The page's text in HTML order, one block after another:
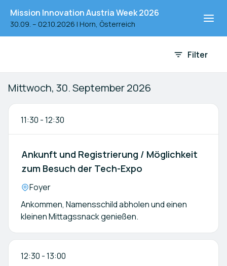
Mission Innovation Austria Week 2026
30.09. – 02.10.2026 | Horn, Österreich
Filter
Mittwoch, 30. September 2026
11:30 -12:30
Ankunft und Registrierung / Möglichkeit
zum Besuch der Tech-Expo
Location:
Foyer
Ankommen, Namensschild abholen und einen
kleinen Mittagssnack genießen.
12:30 -13:00